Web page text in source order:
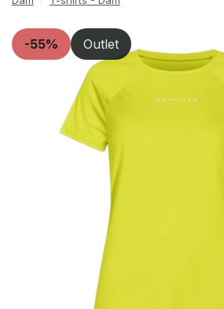
-55% Outlet